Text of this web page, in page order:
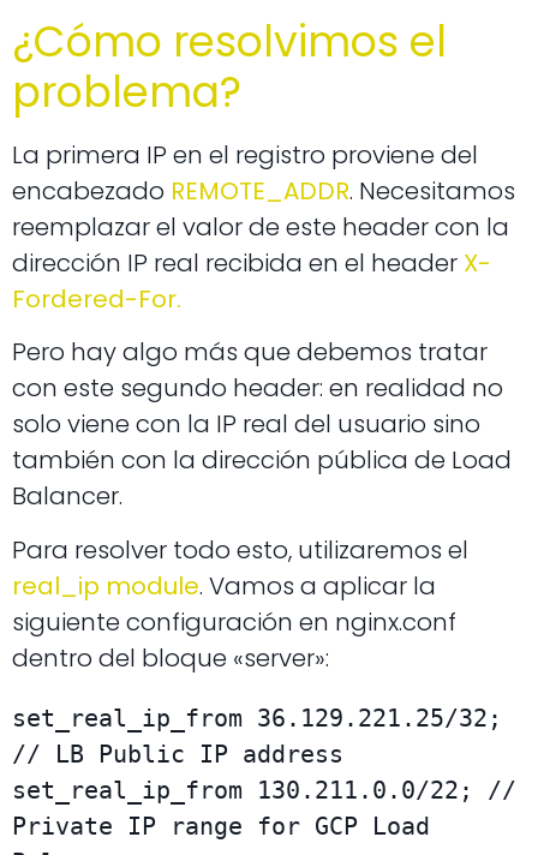
¿Cómo resolvimos el
problema?
La primera IP en el registro proviene del
encabezado REMOTE_ADDR. Necesitamos
reemplazar el valor de este header con la
dirección IP real recibida en el header X-
Fordered-For.
Pero hay algo más que debemos tratar
con este segundo header: en realidad no
solo viene con la IP real del usuario sino
también con la dirección pública de Load
Balancer.
Para resolver todo esto, utilizaremos el
real_ip module. Vamos a aplicar la
siguiente configuración en nginx.conf
dentro del bloque «server»:
set_real_ip_from 36.129.221.25/32;
// LB Public IP address
set_real_ip_from 130.211.0.0/22; //
Private IP range for GCP Load